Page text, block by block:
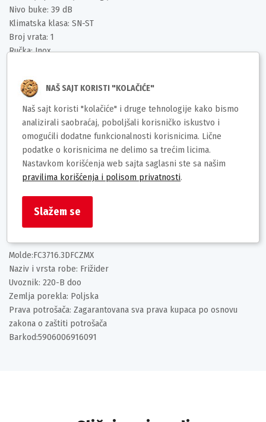
Nivo buke: 39 dB
Klimatska klasa: SN-ST
Broj vrata: 1
Ručka: Inox
energetski efikasnu potrošnju i moderan dizajn koji se uklapa u
svaku kuhinju.
Deklaracija
Molde:FC3716.3DFCZMX
Naziv i vrsta robe: Frižider
Uvoznik: 220-B doo
Zemlja porekla: Poljska
Prava potrošača: Zagarantovana sva prava kupaca po osnovu
zakona o zaštiti potrošača
Barkod:5906006916091
NAŠ SAJT KORISTI "KOLAČIĆE"
Naš sajt koristi "kolačiće" i druge tehnologije kako bismo
analizirali saobraćaj, poboljšali korisničko iskustvo i
omogućili dodatne funkcionalnosti korisnicima. Lične
podatke o korisnicima ne delimo sa trećim licima.
Nastavkom korišćenja web sajta saglasni ste sa našim
pravilima korišćenja i polisom privatnosti.
Slažem se